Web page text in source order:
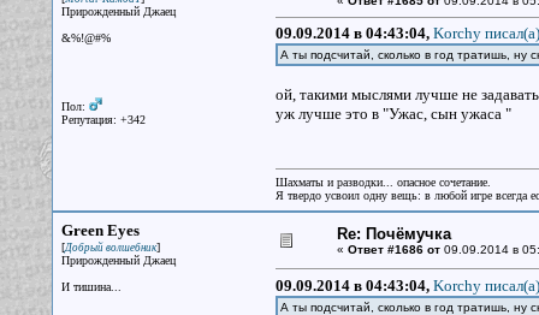
Прирожденный Джаец
&%!@#%
Пол:
Репутация: +342
09.09.2014 в 04:43:04, Korchy писал(a)
А ты подсчитай, сколько в год тратишь, ну
ой, такими мыслями лучше не
уж лучше это в "Ужас, сын ужаса "
Шахматы и разводки... опасное сочетание.
Я твердо усвоил одну вещь: в любой игре всегда
Green Eyes
[Добрый волшебник]
Прирожденный Джаец
И тишина...
Re: Почёмучка
« Ответ #1686 от09.09.2014 в
09.09.2014 в 04:43:04, Korchy писал(a)
А ты подсчитай, сколько в год тратишь, ну